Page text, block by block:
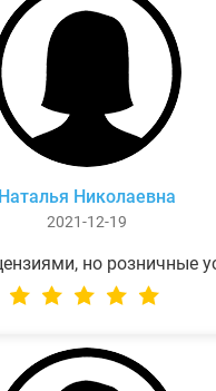
Наталья Николаевна
2021-12-19
но розничные